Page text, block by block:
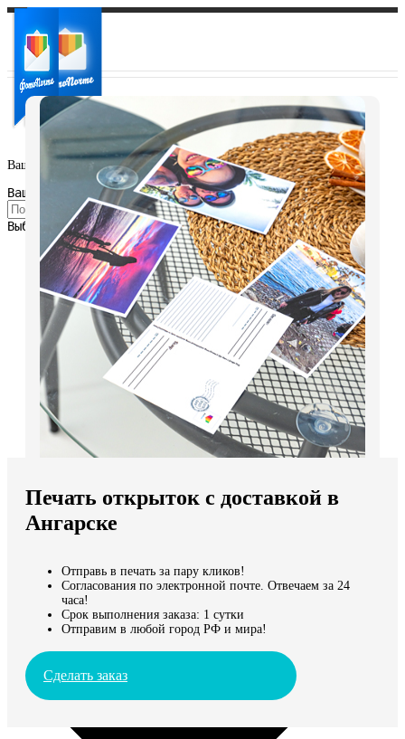
Ваш город:
Ваш регион доставки
Выберите из списка:
Мы доставляем по всему миру
Продолжить без города
Печать открыток с доставкой в
Ангарске
Отправь в печать за пару кликов!
Согласования по электронной почте. Отвечаем за 24
часа!
Срок выполнения заказа: 1 сутки
Отправим в любой город РФ и мира!
Сделать заказ